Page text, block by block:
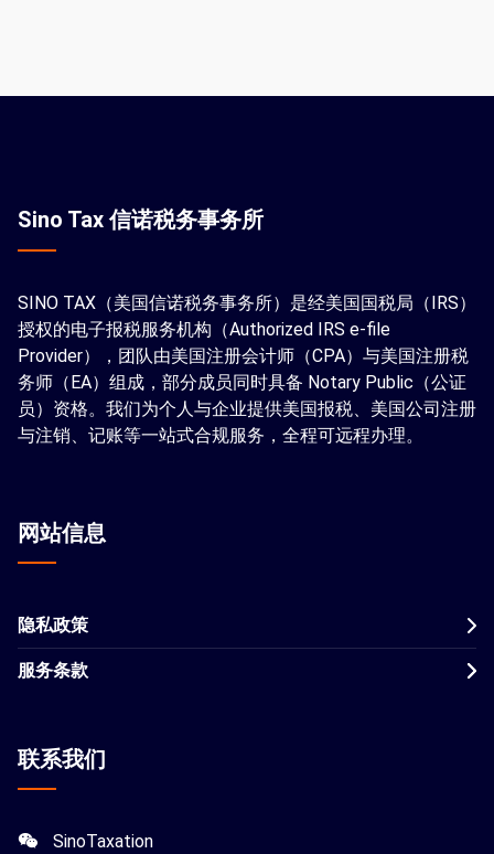
Sino Tax 信诺税务事务所
SINO TAX（美国信诺税务事务所）是经美国国税局（IRS）
授权的电子报税服务机构（Authorized IRS e-file
Provider），团队由美国注册会计师（CPA）与美国注册税
务师（EA）组成，部分成员同时具备 Notary Public（公证
员）资格。我们为个人与企业提供美国报税、美国公司注册
与注销、记账等一站式合规服务，全程可远程办理。
网站信息
隐私政策
服务条款
联系我们
SinoTaxation